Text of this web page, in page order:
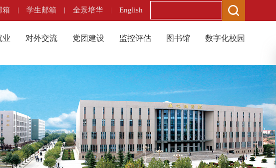
箱 | 学生邮箱 | 全景培华 | English
业 对外交流 党团建设 监控评估 图书馆 数字化校园